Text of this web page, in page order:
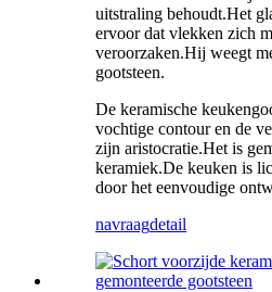
uitstraling behoudt.Het
ervoor dat vlekken zich
veroorzaken.Hij weegt
gootsteen.
De keramische
vochtige contour en de
zijn aristocratie.Het is
keramiek.De keuken is
door het eenvoudige
navraagdetail